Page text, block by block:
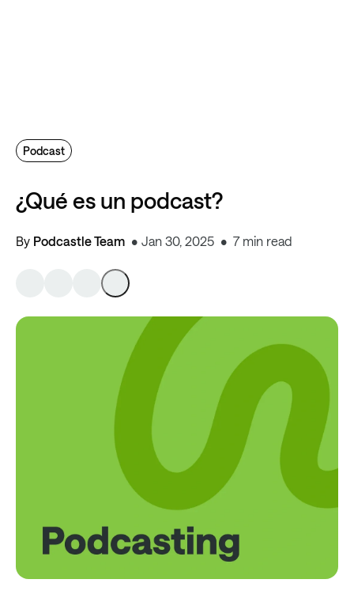
¿Qué es un podcast?
By Podcastle Team Jan 30, 2025 7 min read
Podcast